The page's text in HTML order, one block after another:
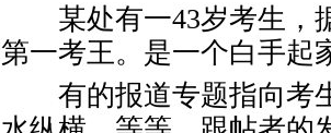
某处有一43岁考生，
第一考王。是一个白手起
有的报道专题指向考